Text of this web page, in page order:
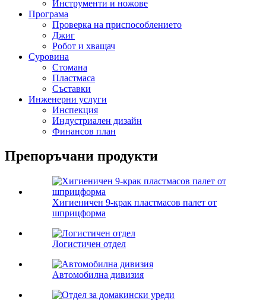
Инструменти и ножове
Програма
Проверка на приспособлението
Джиг
Робот и хващач
Суровина
Стомана
Пластмаса
Съставки
Инженерни услуги
Инспекция
Индустриален дизайн
Финансов план
Препоръчани продукти
Хигиеничен 9-крак пластмасов палет от
шприцформа
Логистичен отдел
Автомобилна дивизия